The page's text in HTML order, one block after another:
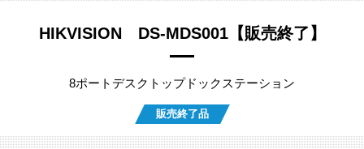
HIKVISION DS-MDS001【販売終了】
8ポートデスクトップドックステーション
販売終了品